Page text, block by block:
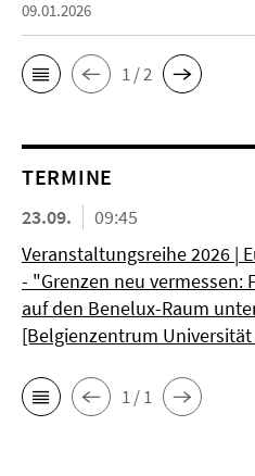
09.01.2026
1 / 2
TERMINE
23.09.
09:45
Veranstaltungsreihe 2026 |
- "Grenzen neu vermessen:
auf den Benelux-Raum
[Belgienzentrum
1 / 1